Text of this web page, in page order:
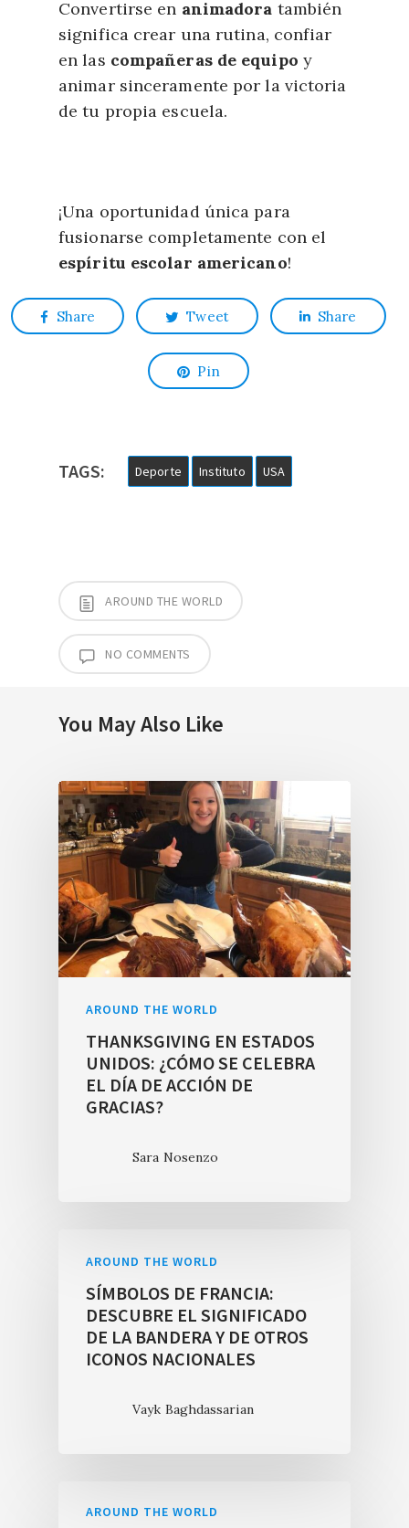
Convertirse en animadora también
significa crear una rutina, confiar
en las compañeras de equipo y
animar sinceramente por la victoria
de tu propia escuela.
¡Una oportunidad única para
fusionarse completamente con el
espíritu escolar americano!
Share Tweet Share
Pin
TAGS: Deporte Instituto USA
AROUND THE WORLD
NO COMMENTS
You May Also Like
AROUND THE WORLD
THANKSGIVING EN ESTADOS
UNIDOS: ¿CÓMO SE CELEBRA
EL DÍA DE ACCIÓN DE
GRACIAS?
Sara Nosenzo
AROUND THE WORLD
SÍMBOLOS DE FRANCIA:
DESCUBRE EL SIGNIFICADO
DE LA BANDERA Y DE OTROS
ICONOS NACIONALES
Vayk Baghdassarian
AROUND THE WORLD